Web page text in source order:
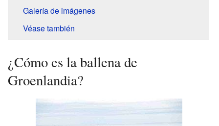
Galería de imágenes
Véase también
¿Cómo es la ballena de
Groenlandia?